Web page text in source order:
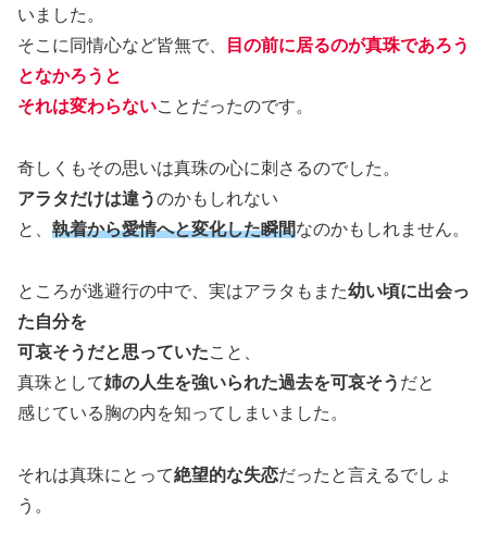
いました。
そこに同情心など皆無で、
目の前に居るのが真珠であろう
となかろうと
それは変わらないことだったのです。
奇しくもその思いは真珠の心に刺さるのでした。
アラタだけは違うのかもしれない
と、 執着から愛情へと変化した瞬間なのかもしれません。
ところが逃避行の中で、実はアラタもまた幼い頃に出会っ
た自分を
可哀そうだと思っていたこと、
真珠として姉の人生を強いられた過去を可哀そう だと
感じている胸の内を知ってしまいました。
それは真珠にとって絶望的な失恋だったと言えるでしょ
う。